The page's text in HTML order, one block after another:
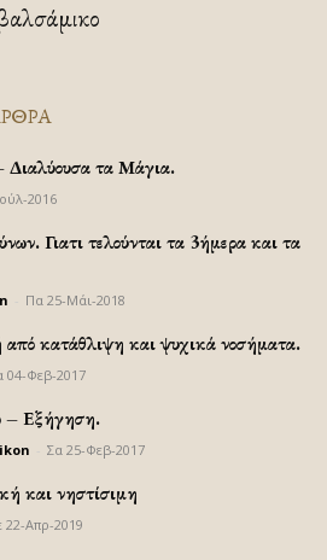
Διαλύουσα τα Μάγια.
2016
Γιατι τελούνται τα 3ήμερα και τα
Πα 25-Μάι-2018
κατάθλιψη και ψυχικά νοσήματα.
04-Φεβ-2017
– Εξήγηση.
Σα 25-Φεβ-2017
και νηστίσιμη
22-Απρ-2019